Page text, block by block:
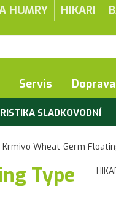
HUMRY HIKARI
Servis
SLADKOVODNÍ
Krmivo Wheat-Germ
Type